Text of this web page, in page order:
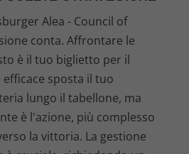
Alea - Council of
conta. Affrontare le
è il tuo biglietto per il
sposta il tuo
lungo il tabellone, ma
è l'azione, più complesso
la vittoria. La gestione